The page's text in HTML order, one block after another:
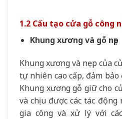
1.2 Cấu tạo cửa gỗ công
Khung xương và gỗ nẹp
Khung xương và nẹp của
tự nhiên cao cấp, đảm
Khung xương gỗ giữ cho
và chịu được các tác động
gia công và xử lý với